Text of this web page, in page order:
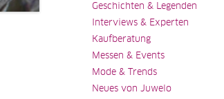
Geschichten & Legenden
Interviews & Experten
Kaufberatung
Messen & Events
Mode & Trends
Neues von Juwelo